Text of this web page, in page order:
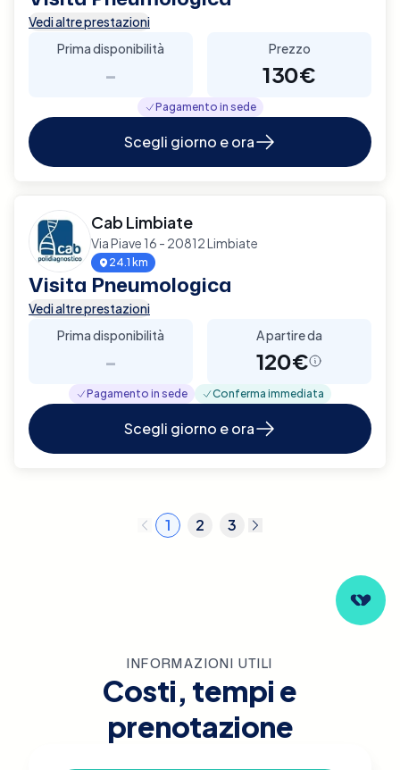
Vedi altre prestazioni
Prima disponibilità
-
Prezzo
130€
Pagamento in sede
Scegli giorno e ora
Cab Limbiate
Via Piave 16 - 20812 Limbiate
24.1 km
Visita Pneumologica
Vedi altre prestazioni
Prima disponibilità
-
A partire da
120€
Pagamento in sede Conferma immediata
Scegli giorno e ora
1 2 3
INFORMAZIONI UTILI
Costi, tempi e
prenotazione